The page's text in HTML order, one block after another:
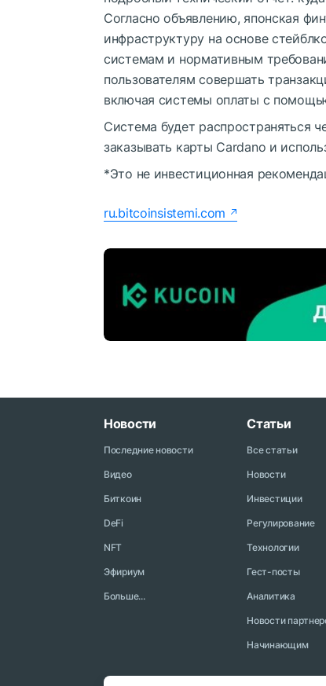
Согласно объявлению, японская
инфраструктуру на основе
системам и нормативным
пользователям совершать
включая системы оплаты с
Система будет распространяться
заказывать карты Cardano и
*Это не инвестиционная
ru.bitcoinsistemi.com
Новости
Последние новости
Видео
Биткоин
DeFi
NFT
Эфириум
Больше...
Статьи
Все статьи
Новости
Инвестиции
Регулирование
Технологии
Гест-посты
Аналитика
Новости
Начинающим